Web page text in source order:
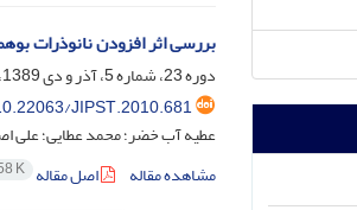
بررسی اثر افزودن نانوذرات
دوره 23، شماره 5، آذر و دی 1389، صفحه
JIPST.2010.681
عطیه آب خضر؛ محمد عطایی؛ علی
مشاهده مقاله
اصل مقاله K